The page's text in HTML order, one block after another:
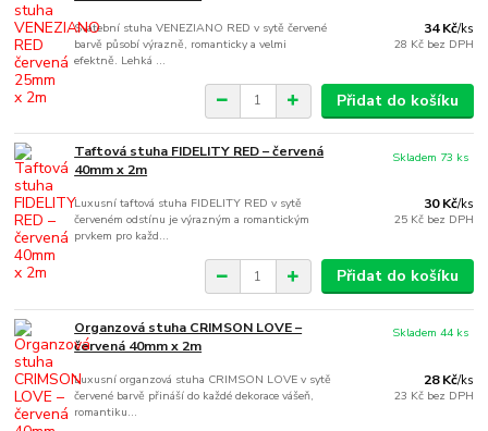
Svatební stuha VENEZIANO RED v sytě červené
barvě působí výrazně, romanticky a velmi
efektně. Lehká ...
34 Kč/ks
28 Kč bez DPH
Přidat do košíku
Taftová stuha FIDELITY RED – červená
40mm x 2m
Luxusní taftová stuha FIDELITY RED v sytě
červeném odstínu je výrazným a romantickým
prvkem pro každ...
30 Kč/ks
25 Kč bez DPH
Skladem 73 ks
Přidat do košíku
Organzová stuha CRIMSON LOVE –
červená 40mm x 2m
Luxusní organzová stuha CRIMSON LOVE v sytě
červené barvě přináší do každé dekorace vášeň,
romantiku...
28 Kč/ks
23 Kč bez DPH
Skladem 44 ks